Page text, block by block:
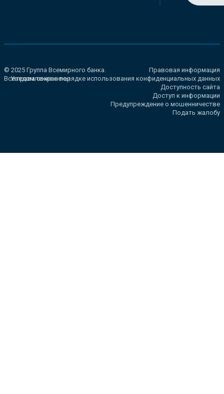
© 2025 Группа Всемирного банка.
Все права сохранены.
Правовая информация
Уведомление о порядке использования конфиденциальных данных
Доступность сайта
Доступ к информации
Предупреждение о мошенничестве
Подать жалобу